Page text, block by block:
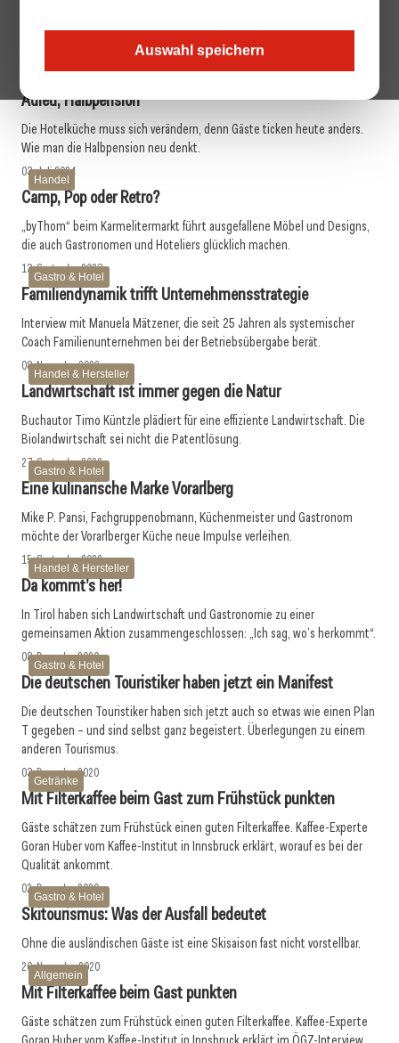
Auswahl speichern
Welches Potenzial haben Laborfleisch, pflanzliche Alternativen und
Algenprodukte? Wir sprachen mit einer Forscherin.
20. August 2024
Adieu, Halbpension
Die Hotelküche muss sich verändern, denn Gäste ticken heute anders.
Wie man die Halbpension neu denkt.
Handel
03. Juli 2024
Camp, Pop oder Retro?
„byThom“ beim Karmelitermarkt führt ausgefallene Möbel und Designs,
die auch Gastronomen und Hoteliers glücklich machen.
Gastro & Hotel
13. September 2023
Familiendynamik trifft Unternehmensstrategie
Interview mit Manuela Mätzener, die seit 25 Jahren als systemischer
Coach ­Familienunternehmen bei der ­Betriebsübergabe berät.
Handel & Hersteller
08. November 2022
Landwirtschaft ist immer gegen die Natur
Buchautor Timo Küntzle plädiert für eine effiziente Landwirtschaft. Die
Biolandwirtschaft sei nicht die Patentlösung.
Gastro & Hotel
27. September 2022
Eine kulinarische Marke ­Vorarlberg
Mike P. Pansi, Fachgruppenobmann, Küchenmeister und Gastronom
möchte der Vorarlberger Küche neue Impulse verleihen.
Handel & Hersteller
15. September 2022
Da kommt’s her!
In Tirol haben sich Landwirtschaft und Gastronomie zu einer
gemeinsamen Aktion zusammengeschlossen: „Ich sag, wo’s herkommt“.
Gastro & Hotel
08. Dezember 2020
Die deutschen Touristiker haben jetzt ein Manifest
Die deutschen Touristiker haben sich jetzt auch so etwas wie einen Plan
T gegeben – und sind selbst ganz begeistert. Überlegungen zu einem
anderen Tourismus.
Getränke
03. Dezember 2020
Mit Filterkaffee beim Gast ­zum Frühstück punkten
Gäste schätzen zum Frühstück einen guten Filterkaffee. Kaffee-Experte
Goran Huber vom Kaffee-Institut in ­Innsbruck erklärt, worauf es bei der
Qualität ankommt.
Gastro & Hotel
02. Dezember 2020
Skitourismus: Was der Ausfall bedeutet
Ohne die ausländischen Gäste ist eine Skisaison fast nicht vorstellbar.
Allgemein
26. November 2020
Mit Filterkaffee beim Gast punkten
Gäste schätzen zum Frühstück einen guten Filterkaffee. Kaffee-Experte